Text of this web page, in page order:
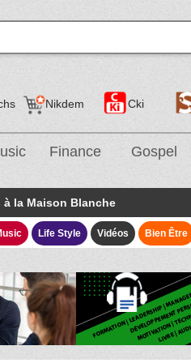
Nikdem Cki
Finance Gospel
la Maison Blanche
Life Style Vidéos Bien Être